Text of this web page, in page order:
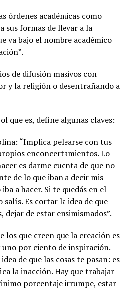
órdenes académicas como
sus formas de llevar a la
va bajo el nombre académico
de difusión masivos con
y la religión o desentrañando a
que es, define algunas claves:
“Implica pelearse con tus
enconcertamientos. Lo
es darme cuenta de que no
de lo que iban a decir mis
a hacer. Si te quedás en el
Es cortar la idea de que
dejar de estar ensimismados”.
los que creen que la creación es
por ciento de inspiración.
de que las cosas te pasan: es
la inacción. Hay que trabajar
porcentaje irrumpe, estar